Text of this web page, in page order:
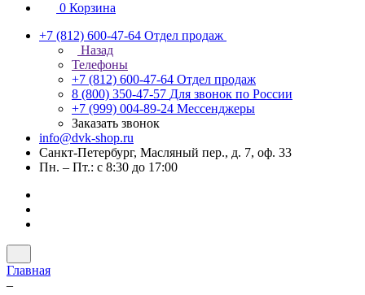
0 Корзина
+7 (812) 600-47-64 Отдел продаж
Назад
Телефоны
+7 (812) 600-47-64 Отдел продаж
8 (800) 350-47-57 Для звонок по России
+7 (999) 004-89-24 Мессенджеры
Заказать звонок
info@dvk-shop.ru
Санкт-Петербург, Масляный пер., д. 7, оф. 33
Пн. – Пт.: с 8:30 до 17:00
Главная
–